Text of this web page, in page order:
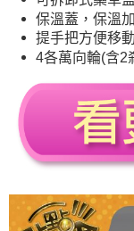
保溫蓋，保溫
提手把方便移動
4各萬向輪(含2